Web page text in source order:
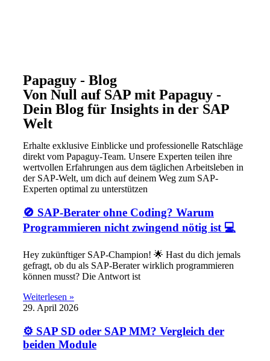
Papaguy - Blog
Von Null auf SAP mit Papaguy -
Dein Blog für Insights in der SAP
Welt
Erhalte exklusive Einblicke und professionelle Ratschläge
direkt vom Papaguy-Team. Unsere Experten teilen ihre
wertvollen Erfahrungen aus dem täglichen Arbeitsleben in
der SAP-Welt, um dich auf deinem Weg zum SAP-
Experten optimal zu unterstützen
🚫 SAP-Berater ohne Coding? Warum
Programmieren nicht zwingend nötig ist 💻
Hey zukünftiger SAP-Champion! 🌟 Hast du dich jemals
gefragt, ob du als SAP-Berater wirklich programmieren
können musst? Die Antwort ist
Weiterlesen »
29. April 2026
⚙️ SAP SD oder SAP MM? Vergleich der
beiden Module